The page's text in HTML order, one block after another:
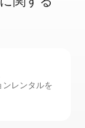
ンレンタルを